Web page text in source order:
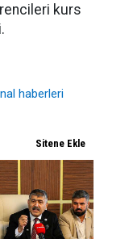
kurs
haberleri